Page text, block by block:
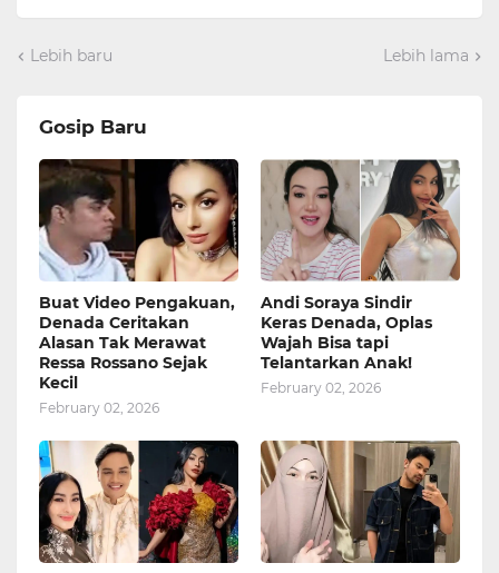
Lebih baru Lebih lama
Gosip Baru
Buat Video Pengakuan,
Denada Ceritakan
Alasan Tak Merawat
Ressa Rossano Sejak
Kecil
February 02, 2026
Andi Soraya Sindir
Keras Denada, Oplas
Wajah Bisa tapi
Telantarkan Anak!
February 02, 2026